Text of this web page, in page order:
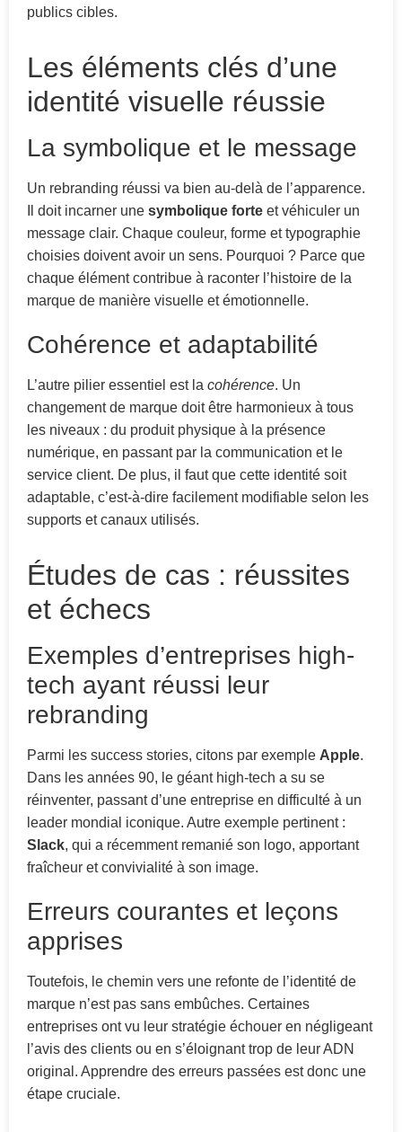
publics cibles.
Les éléments clés d’une
identité visuelle réussie
La symbolique et le message
Un rebranding réussi va bien au-delà de l’apparence.
Il doit incarner une symbolique forte et véhiculer un
message clair. Chaque couleur, forme et typographie
choisies doivent avoir un sens. Pourquoi ? Parce que
chaque élément contribue à raconter l’histoire de la
marque de manière visuelle et émotionnelle.
Cohérence et adaptabilité
L’autre pilier essentiel est la cohérence. Un
changement de marque doit être harmonieux à tous
les niveaux : du produit physique à la présence
numérique, en passant par la communication et le
service client. De plus, il faut que cette identité soit
adaptable, c’est-à-dire facilement modifiable selon les
supports et canaux utilisés.
Études de cas : réussites
et échecs
Exemples d’entreprises high-
tech ayant réussi leur
rebranding
Parmi les success stories, citons par exemple Apple.
Dans les années 90, le géant high-tech a su se
réinventer, passant d’une entreprise en difficulté à un
leader mondial iconique. Autre exemple pertinent :
Slack, qui a récemment remanié son logo, apportant
fraîcheur et convivialité à son image.
Erreurs courantes et leçons
apprises
Toutefois, le chemin vers une refonte de l’identité de
marque n’est pas sans embûches. Certaines
entreprises ont vu leur stratégie échouer en négligeant
l’avis des clients ou en s’éloignant trop de leur ADN
original. Apprendre des erreurs passées est donc une
étape cruciale.